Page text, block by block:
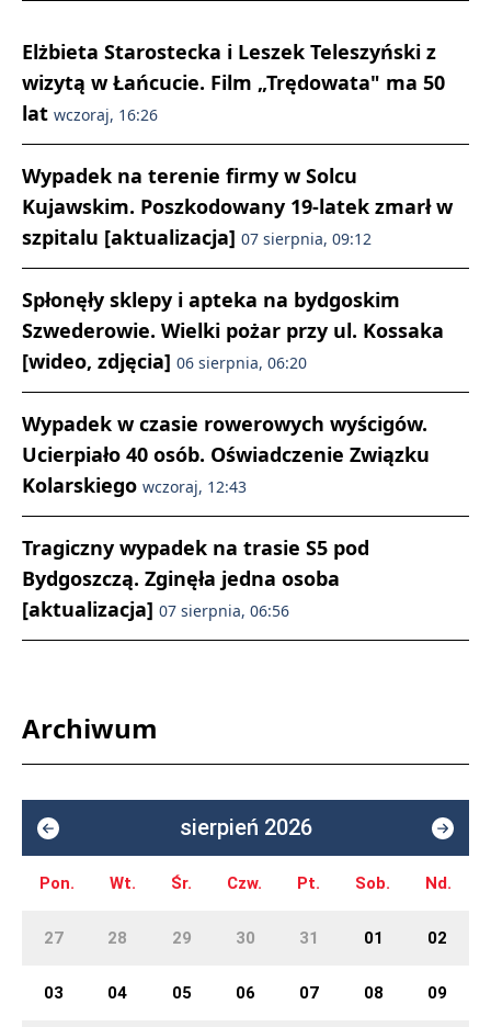
Elżbieta Starostecka i Leszek Teleszyński z
wizytą w Łańcucie. Film „Trędowata" ma 50
lat wczoraj, 16:26
Wypadek na terenie firmy w Solcu
Kujawskim. Poszkodowany 19-latek zmarł w
szpitalu [aktualizacja] 07 sierpnia, 09:12
Spłonęły sklepy i apteka na bydgoskim
Szwederowie. Wielki pożar przy ul. Kossaka
[wideo, zdjęcia] 06 sierpnia, 06:20
Wypadek w czasie rowerowych wyścigów.
Ucierpiało 40 osób. Oświadczenie Związku
Kolarskiego wczoraj, 12:43
Tragiczny wypadek na trasie S5 pod
Bydgoszczą. Zginęła jedna osoba
[aktualizacja] 07 sierpnia, 06:56
Archiwum
sierpień 2026
Pon. Wt. Śr. Czw. Pt. Sob. Nd.
27 28 29 30 31 01 02
03 04 05 06 07 08 09